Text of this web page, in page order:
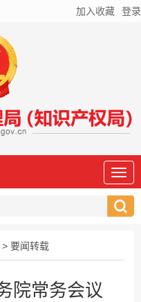
加入收藏 登录
> 要闻转载
院常务会议